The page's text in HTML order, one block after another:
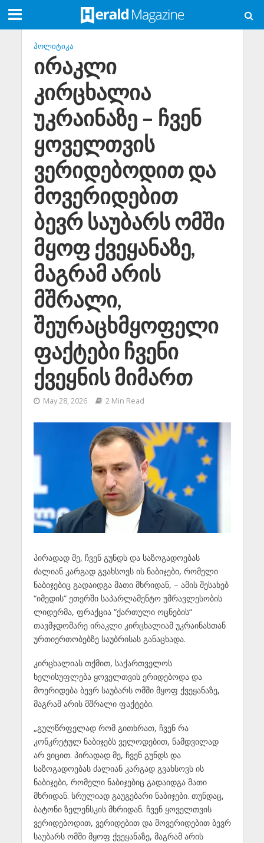
ᲞᲝᲚᲘᲢᲘᲙᲐ
ირაკლი
კირცხალია
უკრაინაზე – ჩვენ
ყოველთვის
ვერიდებოდით და
მოვერიდებით
ბევრ საუბარს ომში
მყოფ ქვეყანაზე,
მაგრამ არის
მშრალი,
შეურაცხმყოფელი
ფაქტები ჩვენი
ქვეყნის მიმართ
May 28, 2026 2 Min Read
პირადად მე, ჩვენ გუნდს და საზოგადოებას
ძალიან კარგად გვახსოვს ის ნაბიჯები, რომელი
ნაბიჯებიც გადაიდგა მათი მხრიდან, – ამის შესახებ
“იმედის” ეთერში საპარლამენტო უმრავლესობის
ლიდერმა, ფრაქცია “ქართული ოცნების“
თავმჯდომარე ირაკლი კირცხალიამ უკრაინასთან
ურთიერთობებზე საუბრისას განაცხადა.
კირცხალიას თქმით, საქართველოს
ხელისუფლება ყოველთვის ერიდებოდა და
მოერიდება ბევრ საუბარს ომში მყოფ ქვეყანაზე,
მაგრამ არის მშრალი ფაქტები.
„გულწრფელად რომ გითხრათ, ჩვენ რა
კონკრეტულ ნაბიჯებს ველოდებით, ნამდვილად
არ ვიცით. პირადად მე, ჩვენ გუნდს და
საზოგადოებას ძალიან კარგად გვახსოვს ის
ნაბიჯები, რომელი ნაბიჯებიც გადაიდგა მათი
მხრიდან. სრულიად გაუგებარი ნაბიჯები. თუნდაც,
ბატონი ზელენსკის მხრიდან. ჩვენ ყოველთვის
ვერიდებოდით, ვერიდებით და მოვერიდებით ბევრ
საუბარს ომში მყოფ ქვეყანაზე, მაგრამ არის